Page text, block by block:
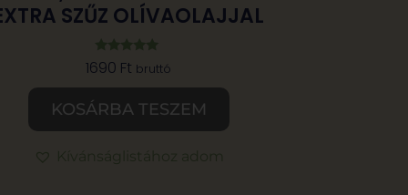
SZŰZ OLÍVAOLAJJAL
Értékelés:
5.00
/ 5
1690 Ft bruttó
KOSÁRBA TESZEM